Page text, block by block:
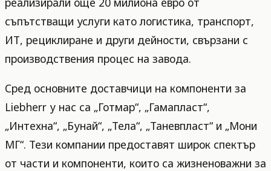
съпътстващи услуги като логистика, транспорт,
ИТ, рециклиране и други дейности, свързани с
производствения процес на завода.
Сред основните доставчици на компоненти за
Liebherr у нас са „Готмар“, „Гамапласт“,
„Интехна“, „Бунай“, „Тела“, „Таневпласт“ и „Мони
МГ“. Тези компании предоставят широк спектър
от части и компоненти, които са жизненоважни за